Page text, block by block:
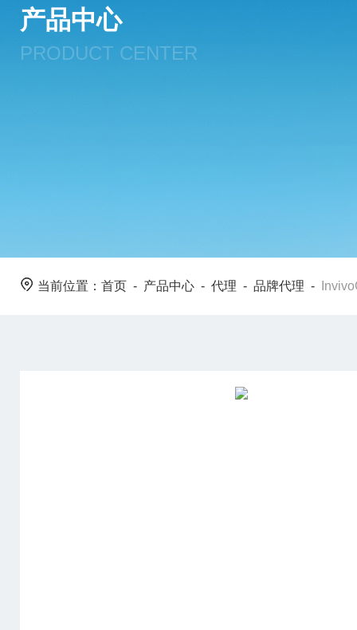
产品中心
PRODUCT CENTER
当前位置： 首页 - 产品中心 - 代理 - 品牌代理 -